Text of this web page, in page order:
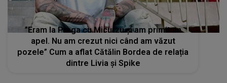
”Eram la Praga cu Micutzu şi am primit un
apel. Nu am crezut nici când am văzut
pozele” Cum a aflat Cătălin Bordea de relația
dintre Livia și Spike